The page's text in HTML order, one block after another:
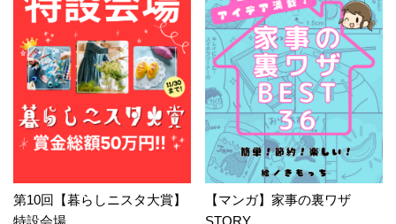
第10回【暮らしニスタ大賞】
特設会場
【マンガ】家事の裏ワザ
STORY